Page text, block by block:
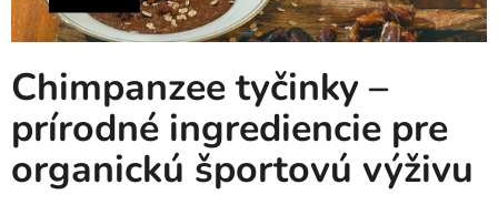
Chimpanzeetyčinky –
prírodné ingrediencie pre
organickú športovú výživu